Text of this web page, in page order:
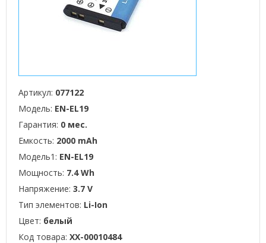
Артикул: 077122
Модель: EN-EL19
Гарантия: 0 мес.
Емкость: 2000 mAh
Модель1: EN-EL19
Мощность: 7.4 Wh
Напряжение: 3.7 V
Тип элементов: Li-Ion
Цвет: белый
Код товара: XX-00010484